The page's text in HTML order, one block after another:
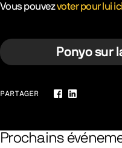
Vous pouvezvoter pour lui
Ponyo sur
PARTAGER
Facebook
LinkedIn
Prochains